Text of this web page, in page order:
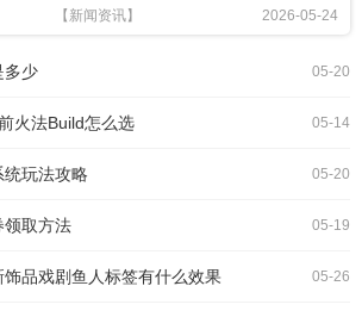
得泪流满面的情况。于是，“切洋葱时
嚼口香糖可以缓解流泪吗”成为了玩家
理角度来看，切洋葱时流泪是因为洋葱
反应，生成了一种挥发性
2026-05-24
【新闻资讯】
05-20
多少
05-14
火法Build怎么选
05-20
统玩法攻略
05-19
领取方法
05-26
品戏剧鱼人标签有什么效果